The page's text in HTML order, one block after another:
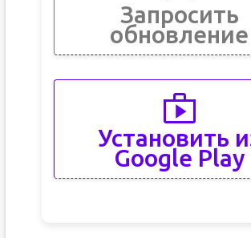
Запросить
обновление
Установить
Google Play